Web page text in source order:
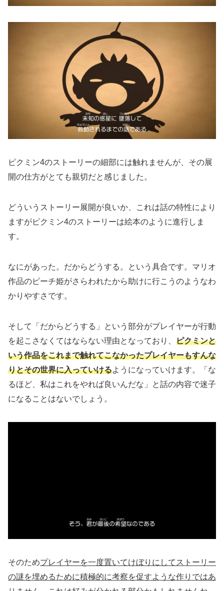
ピクミン4のストーリーの細部には触れませんが、その展
開の仕方がとても親切だと感じました。
どういうストーリー展開が良いか、これは話の特性により
ますがピクミン4のストーリーは絵本のように進行しま
す。
なにがあった。だからどうする。という具合です。マリオ
作品のピーチ姫がさらわれたから助けに行こうのようなわ
かりやすさです。
そして「だからどうする」という部分がプレイヤーが行動
を起こさなくてはならない理由となっており、 ピクミンと
いう作品をこれまで触れてこなかったプレイヤーもすんな
りとその世界に入っていけるようになっていけます。「な
るほど、私はこれをやれば良いんだな」と話の内容で迷子
になることはないでしょう。
そのためプレイヤーを一度置いてけぼりにしてストーリー
の謎を埋めるために積極的に考察を促すような作りではあ